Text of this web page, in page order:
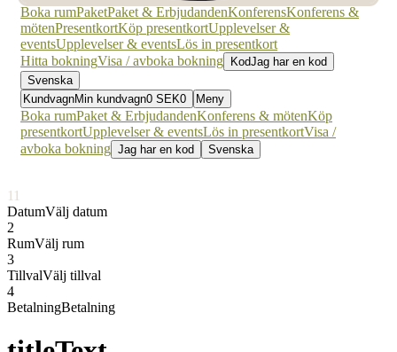
Boka rumPaketPaket & ErbjudandenKonferensKonferens &
mötenPresentkortKöp presentkortUpplevelser &
eventsUpplevelser & eventsLös in presentkort
Hitta bokningVisa / avboka bokning KodJag har en kod
Svenska
KundvagnMin kundvagn0 SEK0 Meny
Boka rumPaket & ErbjudandenKonferens & mötenKöp
presentkortUpplevelser & eventsLös in presentkortVisa /
avboka bokning Jag har en kod Svenska
1 1
DatumVälj datum
2
RumVälj rum
3
TillvalVälj tillval
4
BetalningBetalning